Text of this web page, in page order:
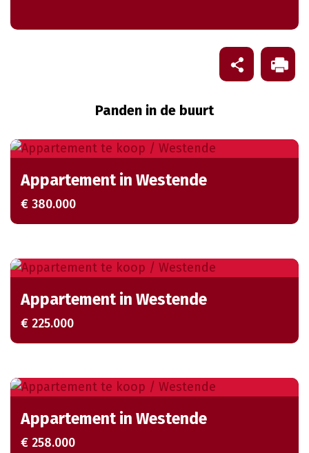
Panden in de buurt
Appartement in Westende
€ 380.000
Appartement in Westende
€ 225.000
Appartement in Westende
€ 258.000